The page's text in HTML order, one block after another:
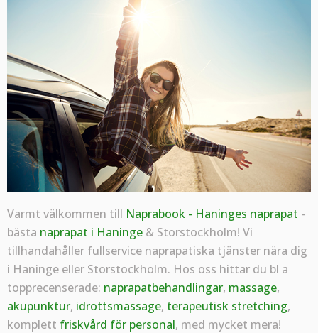
Varmt välkommen till Naprabook - Haninges naprapat -
bästa naprapat i Haninge& Storstockholm! Vi
tillhandahåller fullservice naprapatiska tjänster nära dig
i Haninge eller Storstockholm. Hos oss hittar du bl a
topprecenserade: naprapatbehandlingar, massage,
akupunktur, idrottsmassage, terapeutisk stretching,
komplett friskvård för personal, med mycket mera!